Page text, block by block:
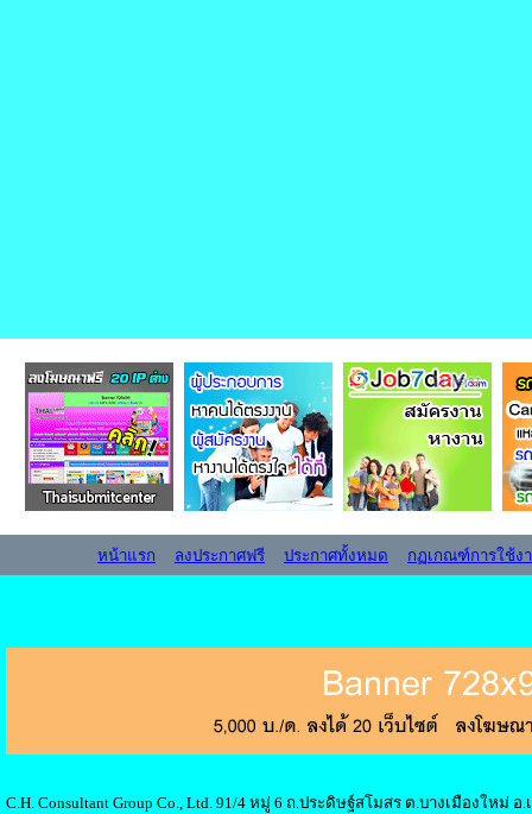
หน้าแรก ลงประกาศฟรี ประกาศทั้งหมด กฏเกณฑ์การใช้ง
C.H. Consultant Group Co., Ltd. 91/4 หมู่ 6 ถ.ประดิษฐ์สโมสร ต.บางเมืองใหม่ อ